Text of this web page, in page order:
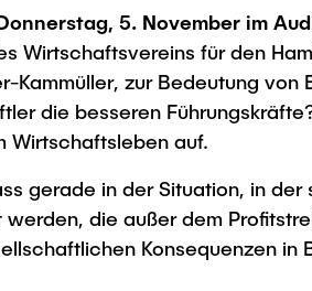
Berufsausbildung und
Berufungen
Neue Mitarbeitende
Intern
Alumni
Berufseinstieg - Career
Graduiertenakademie
Promotion und Habilitation
Gute
Future Lectures
Team
in der
Studiengänge
Forschung und Institute
Maschinenbau
Studiengänge
Forschung und Institute
Studienbereich FIT
Eine Partnerschaft
Strategie
ECIU University
Contacts &
5. November im
Wirtschaftsvereins für den
Kammüller, zur Bedeutung
die besseren
Wirtschaftsleben auf.
gerade in der Situation, in
die außer dem
Konsequenzen